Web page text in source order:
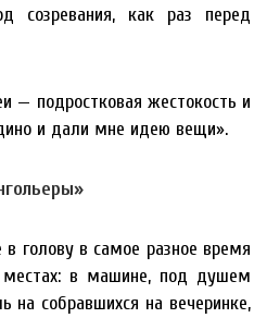
созревания, как раз перед
— подростковая жестокость и
и дали мне идею вещи».
голову в самое разное время
в машине, под душем
на собравшихся на вечеринке,